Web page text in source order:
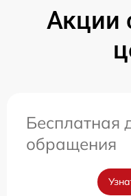
Акции
Бесплатная
обращения